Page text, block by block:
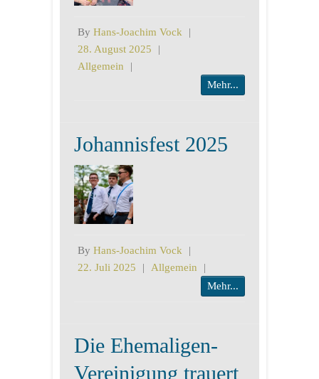
By Hans-Joachim Vock
|
28. August 2025
|
Allgemein
|
Mehr...
Johannisfest 2025
By Hans-Joachim Vock
|
22. Juli 2025
| Allgemein
|
Mehr...
Die Ehemaligen-
Vereinigung trauert